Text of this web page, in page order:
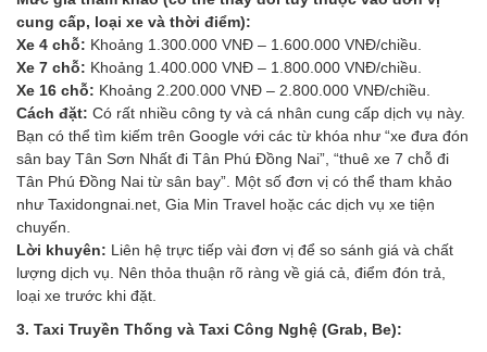
cung cấp, loại xe và thời điểm):
Xe 4 chỗ: Khoảng 1.300.000 VNĐ – 1.600.000 VNĐ/chiều.
Xe 7 chỗ: Khoảng 1.400.000 VNĐ – 1.800.000 VNĐ/chiều.
Xe 16 chỗ: Khoảng 2.200.000 VNĐ – 2.800.000 VNĐ/chiều.
Cách đặt: Có rất nhiều công ty và cá nhân cung cấp dịch vụ này.
Bạn có thể tìm kiếm trên Google với các từ khóa như “xe đưa đón
sân bay Tân Sơn Nhất đi Tân Phú Đồng Nai”, “thuê xe 7 chỗ đi
Tân Phú Đồng Nai từ sân bay”. Một số đơn vị có thể tham khảo
như Taxidongnai.net, Gia Min Travel hoặc các dịch vụ xe tiện
chuyến.
Lời khuyên: Liên hệ trực tiếp vài đơn vị để so sánh giá và chất
lượng dịch vụ. Nên thỏa thuận rõ ràng về giá cả, điểm đón trả,
loại xe trước khi đặt.
3. Taxi Truyền Thống và Taxi Công Nghệ (Grab, Be):